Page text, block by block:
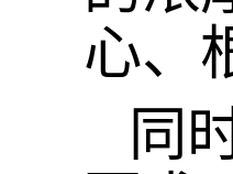
心、
同